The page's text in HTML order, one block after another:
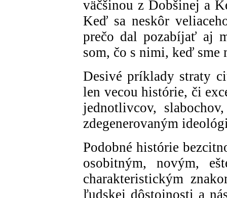
väčšinou z Dobšinej a
Keď sa neskôr
prečo dal pozabíjať aj
som, čo s nimi, keď
Desivé príklady straty
len vecou histórie, či
jednotlivcov,
zdegenerovaným
Podobné histórie
osobitným, novým,
charakteristickým
ľudskej dôstojnosti a